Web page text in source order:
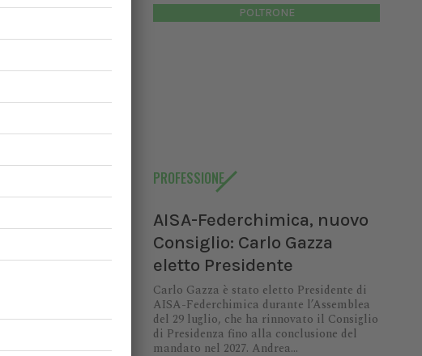
di benessere
dal 94% di
applicarsi a
per migliorare
quasi il
maschi
in proposte
delle
su
basati
POLTRONE
PROFESSIONE
AISA-Federchimica, nuovo
Consiglio: Carlo Gazza
eletto Presidente
Carlo Gazza è stato eletto Presidente di
AISA-Federchimica durante l’Assemblea
del 29 luglio, che ha rinnovato il Consiglio
di Presidenza fino alla conclusione del
mandato nel 2027. Andrea...